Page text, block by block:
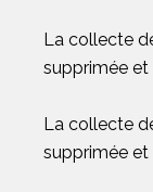
La collecte
supprimée et
La collecte
supprimée et